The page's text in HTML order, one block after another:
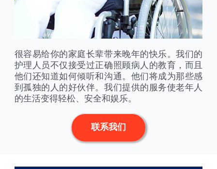
很容易给你的家庭长辈带来晚年的快乐。我们的
护理人员不仅接受过正确照顾病人的教育，而且
他们还知道如何倾听和沟通。他们将成为那些感
到孤独的人的好伙伴。我们提供的服务使老年人
的生活变得轻松、安全和娱乐。
联系我们